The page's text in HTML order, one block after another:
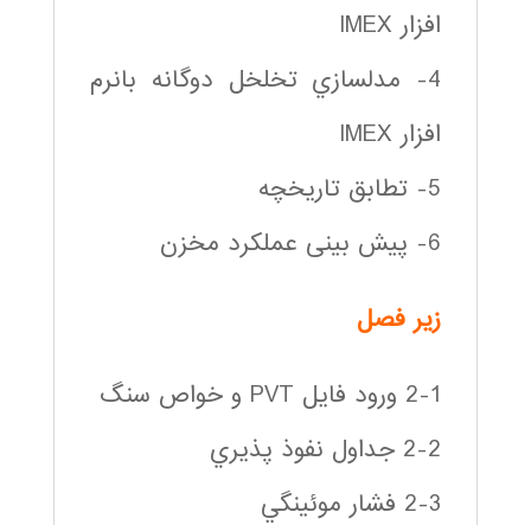
افزار IMEX
4- مدلسازي تخلخل دوگانه بانرم
افزار IMEX
5- تطابق تاريخچه
6- پیش بینی عملکرد مخزن
زير فصل
2-1 ورود فايل PVT و خواص سنگ
2-2 جداول نفوذ پذيري
2-3 فشار موئينگي